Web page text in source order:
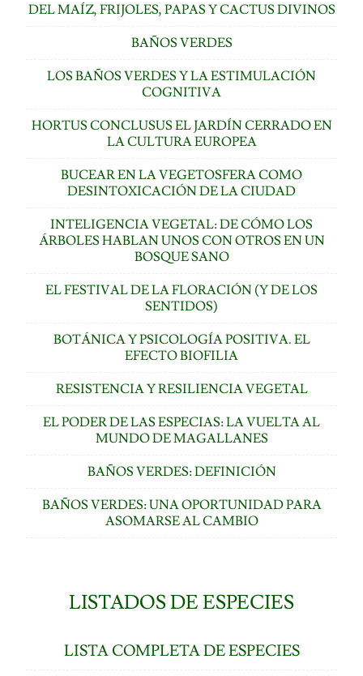
DEL MAÍZ, FRIJOLES, PAPAS Y CACTUS DIVINOS
BAÑOS VERDES
LOS BAÑOS VERDES Y LA ESTIMULACIÓN
COGNITIVA
HORTUS CONCLUSUS EL JARDÍN CERRADO EN
LA CULTURA EUROPEA
BUCEAR EN LA VEGETOSFERA COMO
DESINTOXICACIÓN DE LA CIUDAD
INTELIGENCIA VEGETAL: DE CÓMO LOS
ÁRBOLES HABLAN UNOS CON OTROS EN UN
BOSQUE SANO
EL FESTIVAL DE LA FLORACIÓN (Y DE LOS
SENTIDOS)
BOTÁNICA Y PSICOLOGÍA POSITIVA. EL
EFECTO BIOFILIA
RESISTENCIA Y RESILIENCIA VEGETAL
EL PODER DE LAS ESPECIAS: LA VUELTA AL
MUNDO DE MAGALLANES
BAÑOS VERDES: DEFINICIÓN
BAÑOS VERDES: UNA OPORTUNIDAD PARA
ASOMARSE AL CAMBIO
LISTADOS DE ESPECIES
LISTA COMPLETA DE ESPECIES